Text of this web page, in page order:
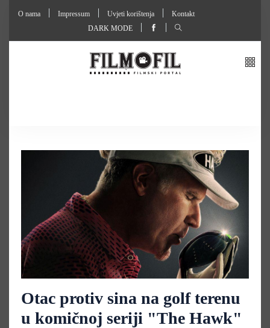
O nama Impressum Uvjeti korištenja
Kontakt
DARK MODE
Otac protiv sina na golf terenu
u komičnoj seriji "The Hawk"